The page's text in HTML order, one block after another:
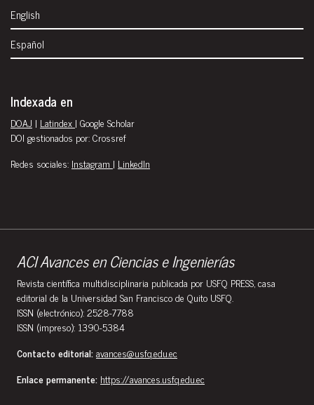
English
Español
Indexada en
DOAJ | Latindex | Google Scholar
DOI gestionados por: Crossref
Redes sociales: Instagram | LinkedIn
ACI Avances en Ciencias e Ingenierías
Revista científica multidisciplinaria publicada por USFQ PRESS, casa
editorial de la Universidad San Francisco de Quito USFQ.
ISSN (electrónico): 2528-7788
ISSN (impreso): 1390-5384
Contacto editorial:avances@usfq.edu.ec
Enlace permanente: https://avances.usfq.edu.ec